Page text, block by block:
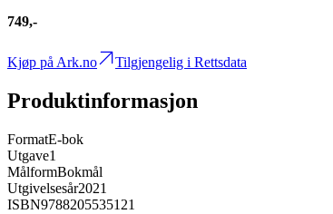
749,-
Kjøp på Ark.no Tilgjengelig i Rettsdata
Produktinformasjon
FormatE-bok
Utgave1
MålformBokmål
Utgivelsesår2021
ISBN9788205535121